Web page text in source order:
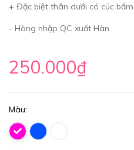
+ Đặc biệt thân dưới có cúc
- Hàng nhập QC xuất Hàn
250.000₫
Màu: